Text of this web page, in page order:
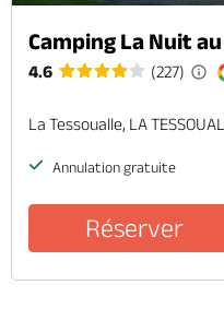
Camping La Nuit
4.6 (227)
La Tessoualle, LA
Annulation gratuite
Réserver